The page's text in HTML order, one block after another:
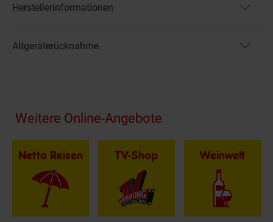
Herstellerinformationen
Altgeräterücknahme
Fußzeile
Weitere Online-Angebote
Netto Reisen TV-Shop Weinwelt